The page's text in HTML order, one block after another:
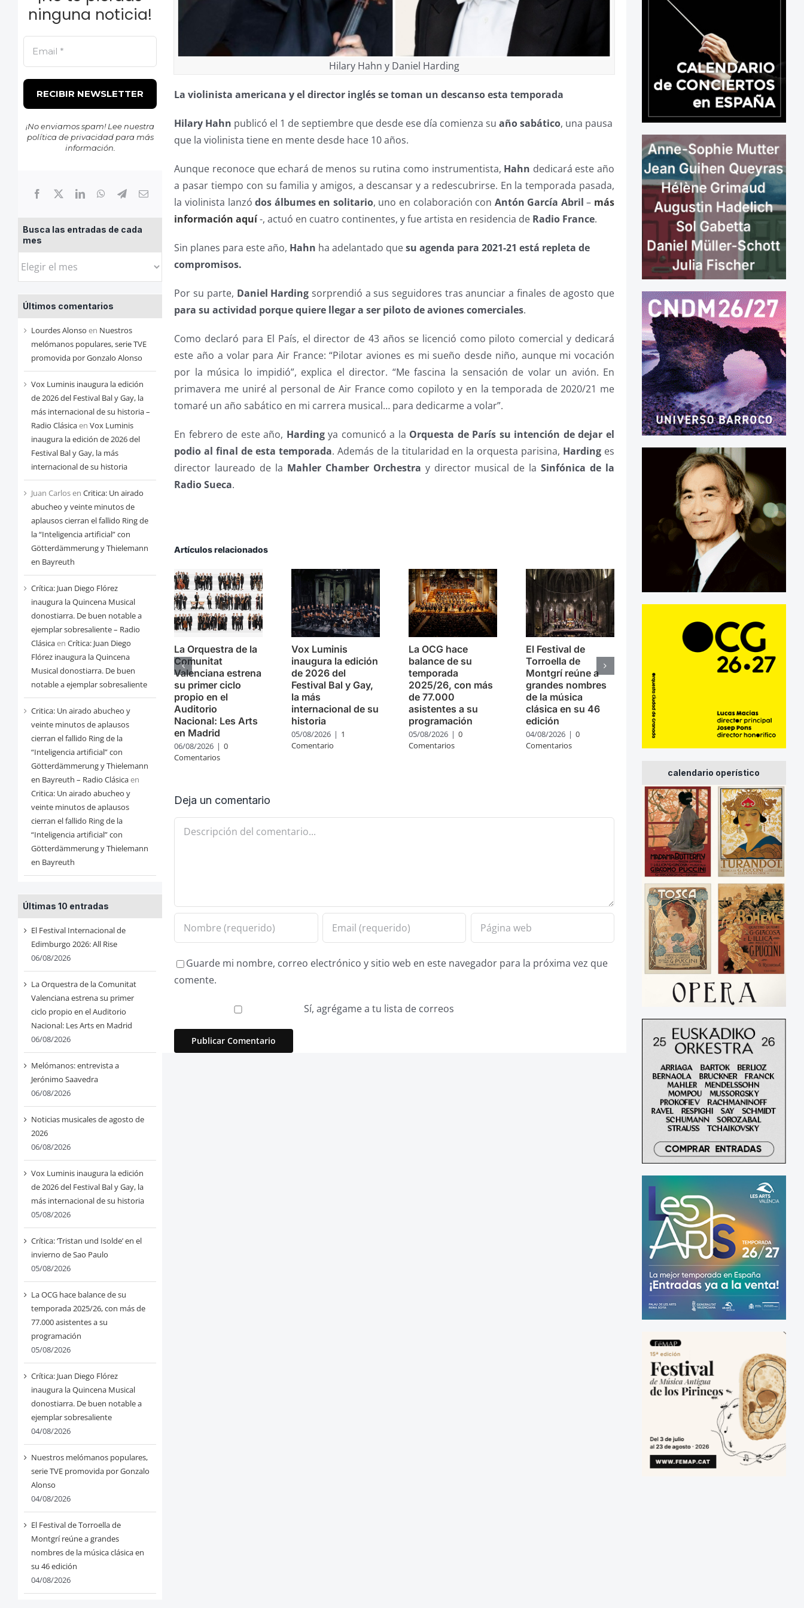
ninguna noticia!
¡No enviamos spam! Lee nuestra
política de privacidadpara más
información.
Busca las entradas de cada
mes
Busca
entradas
de
cada
mes
Últimos comentarios
Lourdes Alonso en Nuestros
melómanos populares, serie TVE
promovida por Gonzalo Alonso
Vox Luminis inaugura la edición
de 2026 del Festival Bal y Gay, la
más internacional de su historia –
Radio Clásicaen Vox Luminis
inaugura la edición de 2026 del
Festival Bal y Gay, la más
internacional de su historia
Juan Carlosen Critica: Un airado
abucheo y veinte minutos de
aplausos cierran el fallido Ring de
la “Inteligencia artificial” con
Götterdämmerung y Thielemann
en Bayreuth
Crítica: Juan Diego Flórez
inaugura la Quincena Musical
donostiarra. De buen notable a
ejemplar sobresaliente – Radio
Clásicaen Crítica: Juan Diego
Flórez inaugura la Quincena
Musical donostiarra. De buen
notable a ejemplar sobresaliente
Critica: Un airado abucheo y
veinte minutos de aplausos
cierran el fallido Ring de la
“Inteligencia artificial” con
Götterdämmerung y Thielemann
en Bayreuth – Radio Clásicaen
Critica: Un airado abucheo y
veinte minutos de aplausos
cierran el fallido Ring de la
“Inteligencia artificial” con
Götterdämmerung y Thielemann
en Bayreuth
Últimas 10 entradas
El Festival Internacional de
Edimburgo 2026: All Rise
06/08/2026
La Orquestra de la Comunitat
Valenciana estrena su primer
ciclo propio en el Auditorio
Nacional: Les Arts en Madrid
06/08/2026
Melómanos: entrevista a
Jerónimo Saavedra
06/08/2026
Noticias musicales de agosto de
2026
06/08/2026
Vox Luminis inaugura la edición
de 2026 del Festival Bal y Gay, la
más internacional de su historia
05/08/2026
Crítica: ‘Tristan und Isolde’ en el
invierno de Sao Paulo
05/08/2026
La OCG hace balance de su
temporada 2025/26, con más de
77.000 asistentes a su
programación
05/08/2026
Crítica: Juan Diego Flórez
inaugura la Quincena Musical
donostiarra. De buen notable a
ejemplar sobresaliente
04/08/2026
Nuestros melómanos populares,
serie TVE promovida por Gonzalo
Alonso
04/08/2026
El Festival de Torroella de
Montgrí reúne a grandes
nombres de la música clásica en
su 46 edición
04/08/2026
Hilary Hahn y Daniel Harding
La violinista americana y el director inglés se toman un descanso esta temporada
Hilary Hahn publicó el 1 de septiembre que desde ese día comienza suaño sabático, una pausa
que la violinista tiene en mente desde hace 10 años.
Aunque reconoce que echará de menos su rutina como instrumentista, Hahn dedicará este año
a pasar tiempo con su familia y amigos, a descansar y a redescubrirse. En la temporada pasada,
la violinista lanzódos álbumes en solitario, uno en colaboración con Antón García Abril – más
información aquí-, actuó en cuatro continentes, y fue artista en residencia de Radio France.
Sin planes para este año, Hahn ha adelantado quesu agenda para 2021-21 está repleta de
compromisos.
Por su parte, Daniel Harding sorprendió a sus seguidores tras anunciar a finales de agosto que
para su actividad porque quiere llegar a ser piloto de aviones comerciales.
Como declaró para El País, el director de 43 años se licenció como piloto comercial y dedicará
este año a volar para Air France: “Pilotar aviones es mi sueño desde niño, aunque mi vocación
por la música lo impidió”, explica el director. “Me fascina la sensación de volar un avión. En
primavera me uniré al personal de Air France como copiloto y en la temporada de 2020/21 me
tomaré un año sabático en mi carrera musical… para dedicarme a volar”.
En febrero de este año, Hardingya comunicó a la Orquesta de París su intención de dejar el
podio al final de esta temporada. Además de la titularidad en la orquesta parisina, Harding es
director laureado de la Mahler Chamber Orchestra y director musical de laSinfónica de la
Radio Sueca.
Artículos relacionados
La Orquestra de la
Comunitat
Valenciana estrena
su primer ciclo
propio en el
Auditorio
Nacional: Les Arts
en Madrid
06/08/2026 | 0
Comentarios
Vox Luminis
inaugura la edición
de 2026 del
Festival Bal y Gay,
la más
internacional de su
historia
05/08/2026 | 1
Comentario
La OCG hace
balance de su
temporada
2025/26, con más
de 77.000
asistentes a su
programación
05/08/2026 | 0
Comentarios
El Festival de
Torroella de
Montgrí reúne a
grandes nombres
de la música
clásica en su 46
edición
04/08/2026 | 0
Comentarios
Deja un comentario
Comentario
Guarde mi nombre, correo electrónico y sitio web en este navegador para la próxima vez que
comente.
Sí, agrégame a tu lista de correos
calendario operístico